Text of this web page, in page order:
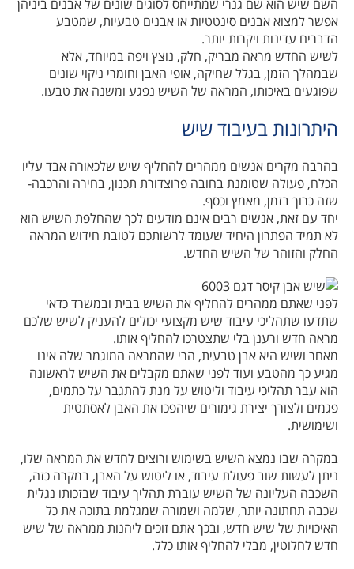
השם שיש הוא שם גנרי שמתייחס לסוגים שונים של אבנים ביניהן
אפשר למצוא אבנים סינטטיות או אבנים טבעיות, שמטבע
הדברים עדינות ויקרות יותר.
לשיש החדש מראה מבריק, חלק, נוצץ ויפה במיוחד, אלא
שבמהלך הזמן, בגלל שחיקה, אופי האבן וחומרי ניקוי שונים
שפוגעים באיכותו, המראה של השיש נפגע ומשנה את טבעו.
היתרונות בעיבוד שיש
בהרבה מקרים אנשים ממהרים להחליף שיש שלכאורה אבד עליו
הכלח, פעולה שטומנת בחובה פרוצדורת תכנון, בחירה והרכבה-
שזה כרוך בזמן, מאמץ וכסף.
יחד עם זאת, אנשים רבים אינם מודעים לכך שהחלפת השיש הוא
לא תמיד הפתרון היחיד שעומד לרשותכם לטובת חידוש המראה
החלק והזוהר של השיש החדש.
לפני שאתם ממהרים להחליף את השיש בבית ובמשרד כדאי
שתדעו שתהליכי עיבוד שיש מקצועי יכולים להעניק לשיש שלכם
מראה חדש ורענן בלי שתצטרכו להחליף אותו.
מאחר ושיש היא אבן טבעית, הרי שהמראה המוגמר שלה אינו
מגיע כך מהטבע ועוד לפני שאתם מקבלים את השיש לראשונה
הוא עבר תהליכי עיבוד וליטוש על מנת להתגבר על כתמים,
פגמים ולצורך יצירת גימורים שיהפכו את האבן לאסתטית
ושימושית.
במקרה שבו נמצא השיש בשימוש ורוצים לחדש את המראה שלו,
ניתן לעשות שוב פעולת עיבוד, או ליטוש על האבן, במקרה כזה,
השכבה העליונה של השיש עוברת תהליך עיבוד שבזכותו נגלית
שכבה תחתונה יותר, שלמה ושמורה שמגלמת בתוכה את כל
האיכויות של שיש חדש, ובכך אתם זוכים ליהנות ממראה של שיש
חדש לחלוטין, מבלי להחליף אותו כלל.